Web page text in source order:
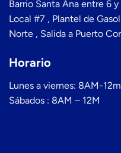
Barrio Santa Ana entre 6
Local #7 , Plantel de
Norte , Salida a Puerto
Horario
Lunes a viernes: 8AM-
Sábados : 8AM – 12M